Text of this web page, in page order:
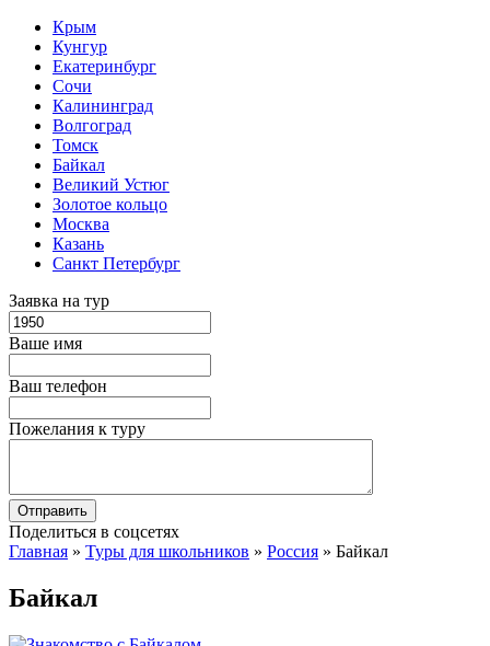
Крым
Кунгур
Екатеринбург
Сочи
Калининград
Волгоград
Томск
Байкал
Великий Устюг
Золотое кольцо
Москва
Казань
Санкт Петербург
Заявка на тур
Ваше имя
Ваш телефон
Пожелания к туру
Поделиться в соцсетях
Главная » Туры для школьников » Россия » Байкал
Байкал